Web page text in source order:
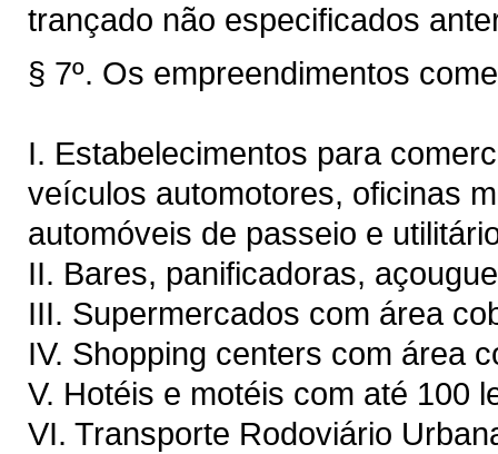
trançado não especificados
§ 7º. Os empreendimentos
I. Estabelecimentos para
veículos automotores, oficinas
automóveis de passeio e
II. Bares, panificadoras,
III. Supermercados com área
IV. Shopping centers com área
V. Hotéis e motéis com até 100
VI. Transporte Rodoviário